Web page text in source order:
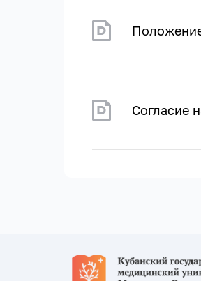
Согласие